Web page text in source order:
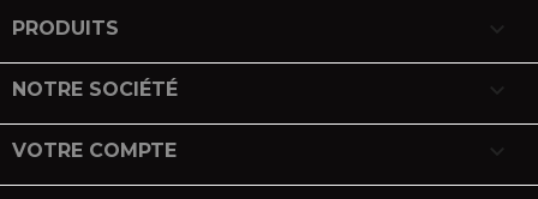
PRODUITS 
NOTRE SOCIÉTÉ 
VOTRE COMPTE 